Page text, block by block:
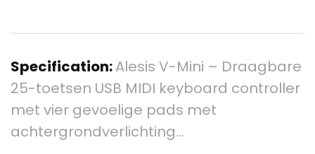
Specification:Alesis V-Mini – Draagbare
25-toetsen USB MIDI keyboard controller
met vier gevoelige pads met
achtergrondverlichting…